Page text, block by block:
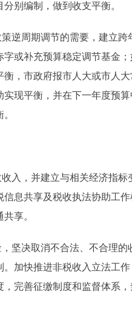
别编制，做到收支平衡。
周期调节的需要，建立跨
或补充预算稳定调节基金
，市政府报市人大或市人
现平衡，并在下一年度预
，并建立与相关经济指标
息共享及税收执法协助工
享。
决取消不合法、不合理的
加快推进非税收入立法工
完善征缴制度和监督体系